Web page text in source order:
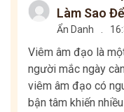
Làm Sao
Ẩn Danh .
Viêm âm đạo là
người mắc ngày
viêm âm đạo có
bận tâm khiến